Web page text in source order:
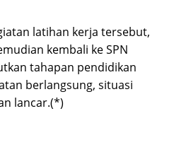
latihan kerja tersebut,
kembali ke SPN
tahapan pendidikan
berlangsung, situasi
lancar.(*)